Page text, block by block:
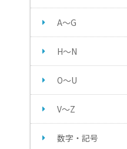
A～G
H～N
O～U
V～Z
数字・記号